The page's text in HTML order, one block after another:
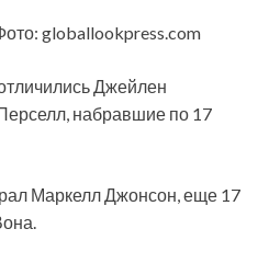
globallookpress.com
Джейлен
набравшие по 17
Маркелл Джонсон, еще 17